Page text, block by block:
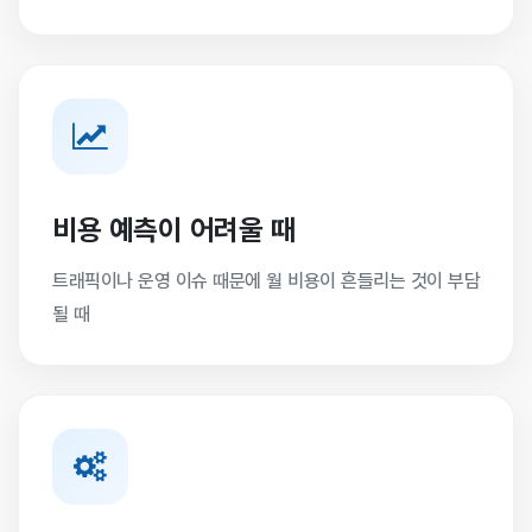
비용 예측이 어려울 때
트래픽이나 운영 이슈 때문에 월 비용이 흔들리는 것이 부담
될 때